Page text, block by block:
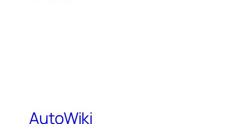
AutoWiki